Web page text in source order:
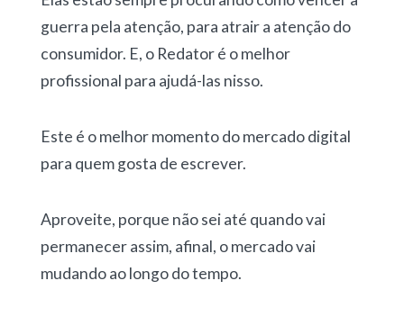
guerra pela atenção, para atrair a atenção do
consumidor. E, o Redator é o melhor
profissional para ajudá-las nisso.
Este é o melhor momento do mercado digital
para quem gosta de escrever.
Aproveite, porque não sei até quando vai
permanecer assim, afinal, o mercado vai
mudando ao longo do tempo.